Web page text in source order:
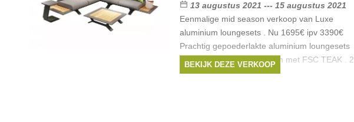
13 augustus 2021 --- 15 augustus 2021
Eenmalige mid season verkoop van Luxe
aluminium loungesets . Nu 1695€ ipv 3390€
Prachtig gepoederlakte aluminium loungesets
incl. Salontafel in aluminium met FSC TEAK . 2
modellen 254
BEKIJK DEZE VERKOOP